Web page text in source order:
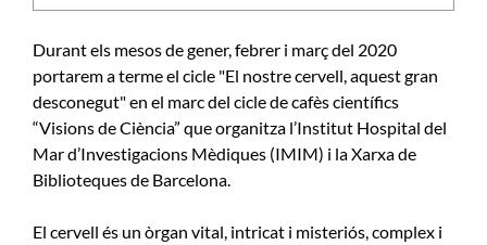
Durant els mesos de gener, febrer i març del 2020
portarem a terme el cicle "El nostre cervell, aquest gran
desconegut" en el marc del cicle de cafès científics
“Visions de Ciència” que organitza l’Institut Hospital del
Mar d’Investigacions Mèdiques (IMIM) i la Xarxa de
Biblioteques de Barcelona.
El cervell és un òrgan vital, intricat i misteriós, complex i